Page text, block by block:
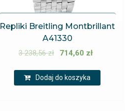
Repliki Breitling Montbrillant
A41330
3 238,56zł 714,60 zł
Dodaj do koszyka